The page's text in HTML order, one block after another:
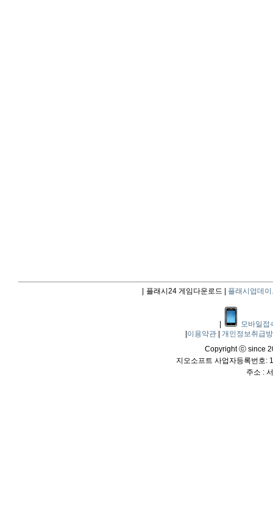
플래시24 게임다운로드 | 플래시업데이
모바일접
이용약관
개인정보취급
Copyright ⓒ since
지오소프트 사업자등록번호:
주소 :